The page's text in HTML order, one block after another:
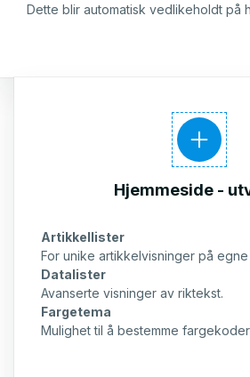
Dette blir automatisk vedlikeholdt på
Hjemmeside -
Artikkellister
For unike artikkelvisninger på egne
Datalister
Avanserte visninger av riktekst.
Fargetema
Mulighet til å bestemme